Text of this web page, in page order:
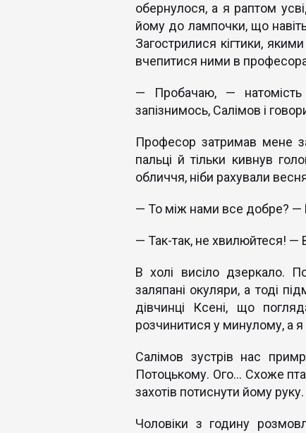
обернулося, а я раптом
йому до лампочки, що
Загострилися кігтики,
вчепитися ними в
— Пробачаю, —
запізнимось, Салімов і
Професор затримав мене
пальці й тільки кивнув
обличчя, ніби рахували
— То між нами все добре? —
— Так-так, не хвилюйтеся! —
В холі висіло дзеркало.
заляпані окуляри, а тоді
дівчинці Ксені, що
розчинитися у минулому, а я
Салімов зустрів нас
Потоцькому. Ого… Схоже
захотів потиснути йому руку.
Чоловіки з годину